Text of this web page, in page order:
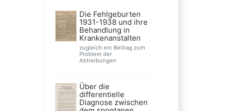
Die Fehlgeburten
1931-1938 und ihre
Behandlung in
Krankenanstalten
zugleich ein Beitrag zum
Problem der
Abtreibungen
Über die
differentielle
Diagnose zwischen